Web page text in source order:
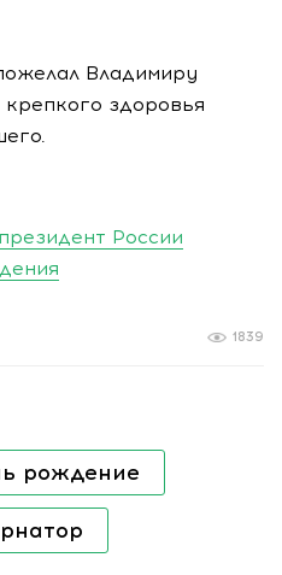
Владимиру
здоровья
России
1839
рождение